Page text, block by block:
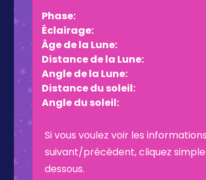
Phase:
Éclairage:
Âge de la Lune:
Distance de la Lune:
Angle de la Lune:
Distance du soleil:
Angle du soleil:
Si vous voulez voir les
suivant/précédent, cliquez
dessous.